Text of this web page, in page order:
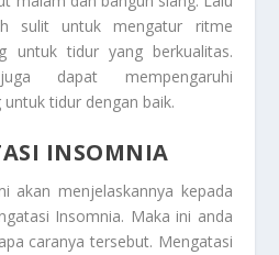
sulit untuk mengatur ritme
untuk tidur yang berkualitas.
dapat mempengaruhi
tidur dengan baik.
INSOMNIA
akan menjelaskannya kepada
Insomnia. Maka ini anda
caranya tersebut. Mengatasi